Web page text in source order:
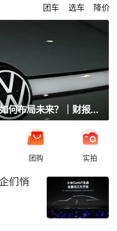
团车 选车 降价
利润腰斩之后，大众如何布局未来？｜财报全视角
团购 实拍
们悄